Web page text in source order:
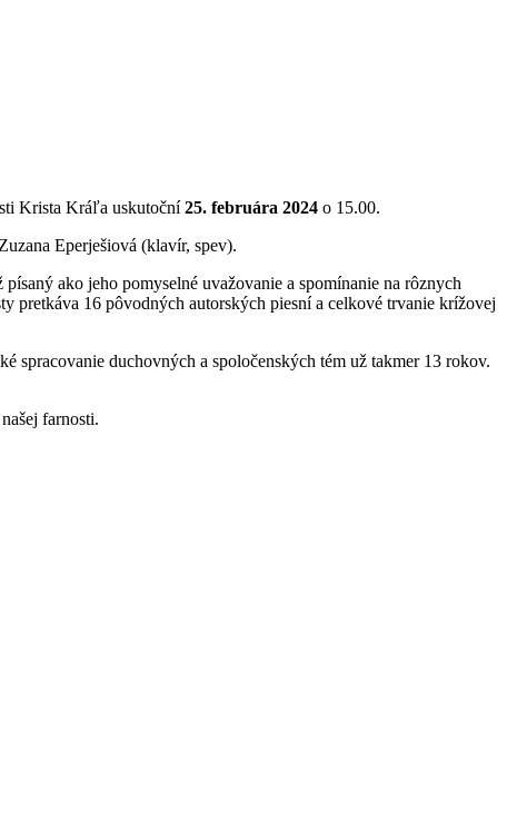
Krista Kráľa uskutoční25. februára 2024 o 15.00.
Eperješiová (klavír, spev).
ako jeho pomyselné uvažovanie a spomínanie na rôznych
pretkáva 16 pôvodných autorských piesní a celkové trvanie krížovej
spracovanie duchovných a spoločenských tém už takmer 13 rokov.
farnosti.